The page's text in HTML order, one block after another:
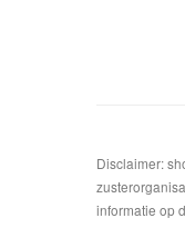
Disclaimer:
informatie op